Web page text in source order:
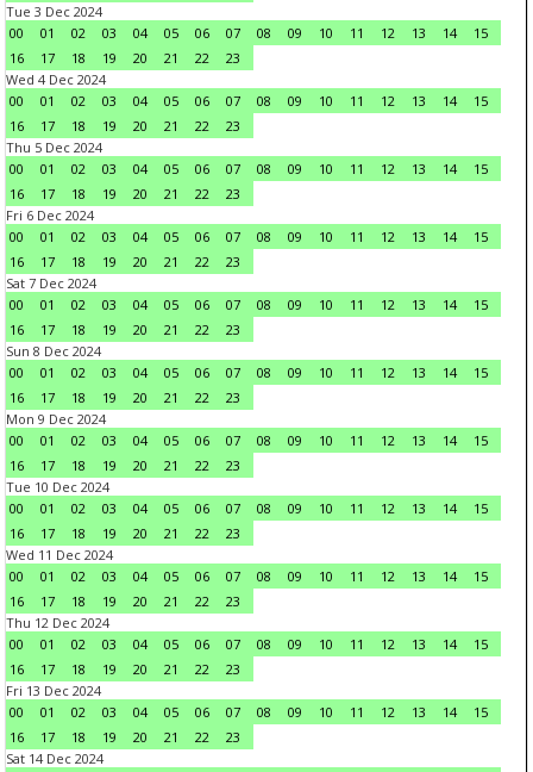
Tue 3 Dec 2024
00
01 02 03 04 05 06 07 08 09 10 11 12 13 14
15
16
17 18 19 20 21 22
23
Wed 4 Dec 2024
00
01 02 03 04 05 06 07 08 09 10 11 12 13 14
15
16
17 18 19 20 21 22
23
Thu 5 Dec 2024
00
01 02 03 04 05 06 07 08 09 10 11 12 13 14
15
16
17 18 19 20 21 22
23
Fri 6 Dec 2024
00
01 02 03 04 05 06 07 08 09 10 11 12 13 14
15
16
17 18 19 20 21 22
23
Sat 7 Dec 2024
00
01 02 03 04 05 06 07 08 09 10 11 12 13 14
15
16
17 18 19 20 21 22
23
Sun 8 Dec 2024
00
01 02 03 04 05 06 07 08 09 10 11 12 13 14
15
16
17 18 19 20 21 22
23
Mon 9 Dec 2024
00
01 02 03 04 05 06 07 08 09 10 11 12 13 14
15
16
17 18 19 20 21 22
23
Tue 10 Dec 2024
00
01 02 03 04 05 06 07 08 09 10 11 12 13 14
15
16
17 18 19 20 21 22
23
Wed 11 Dec 2024
00
01 02 03 04 05 06 07 08 09 10 11 12 13 14
15
16
17 18 19 20 21 22
23
Thu 12 Dec 2024
00
01 02 03 04 05 06 07 08 09 10 11 12 13 14
15
16
17 18 19 20 21 22
23
Fri 13 Dec 2024
00
01 02 03 04 05 06 07 08 09 10 11 12 13 14
15
16
17 18 19 20 21 22
23
Sat 14 Dec 2024